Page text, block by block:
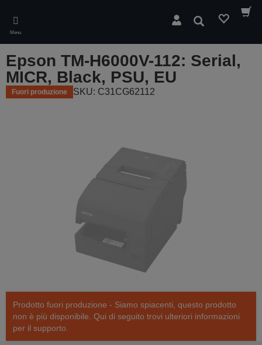
main
content
Menu
Cerca
Epson TM-H6000V-112: Serial,
MICR, Black, PSU, EU
Fuori produzione SKU: C31CG62112
Prodotto fuori produzione - Siamo spiacenti, questo prodotto
non è più disponibile. Qui di seguito trovi ulteriori informazioni
per il supporto.